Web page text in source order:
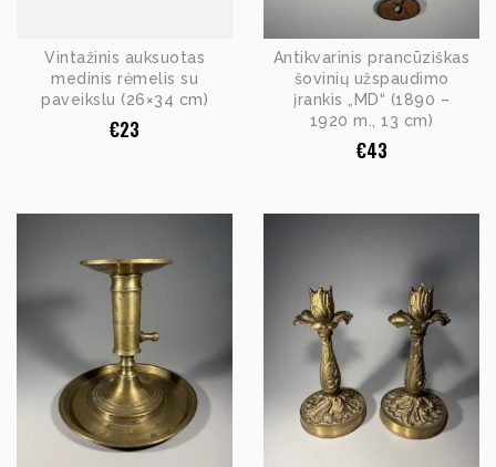
Vintažinis auksuotas
medinis rėmelis su
paveikslu (26×34 cm)
€23
Antikvarinis prancūziškas
šovinių užspaudimo
įrankis „MD“ (1890 –
1920 m., 13 cm)
€43